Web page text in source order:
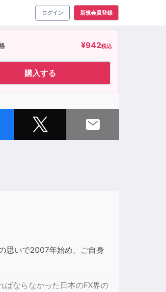
ログイン 新規会員登録
¥942税込
購入する
思いで2007年始め、ご自身
ばならなかった日本のFX界の